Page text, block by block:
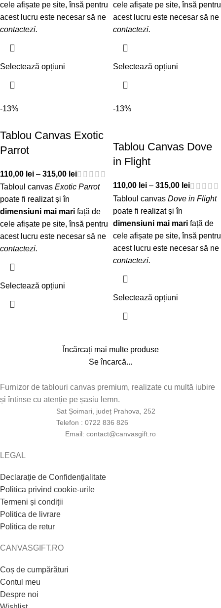
cele afișate pe site, însă pentru
acest lucru este necesar să ne
contactezi.
Selectează opțiuni
cele afișate pe site, însă pentru
acest lucru este necesar să ne
contactezi.
Selectează opțiuni
-13%
Tablou Canvas Exotic
Parrot
110,00 lei – 315,00 lei
Tabloul canvas Exotic Parrot
poate fi realizat și în
dimensiuni mai mari față de
cele afișate pe site, însă pentru
acest lucru este necesar să ne
contactezi.
Selectează opțiuni
-13%
Tablou Canvas Dove
in Flight
110,00 lei – 315,00 lei
Tabloul canvas Dove in Flight
poate fi realizat și în
dimensiuni mai mari față de
cele afișate pe site, însă pentru
acest lucru este necesar să ne
contactezi.
Selectează opțiuni
Încărcați mai multe produse
Se încarcă...
Furnizor de tablouri canvas premium, realizate cu multă iubire
și întinse cu atenție pe șasiu lemn.
Sat Șoimari, județ Prahova, 252
Telefon : 0722 836 826
Email: contact@canvasgift.ro
LEGAL
Declarație de Confidențialitate
Politica privind cookie-urile
Termeni și condiții
Politica de livrare
Politica de retur
CANVASGIFT.RO
Coș de cumpărături
Contul meu
Despre noi